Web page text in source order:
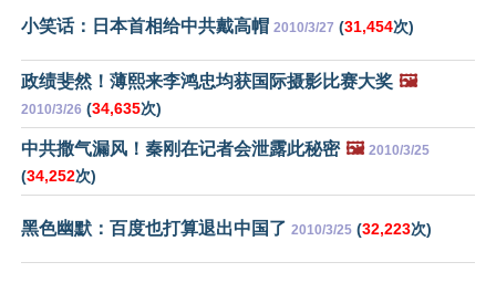
小笑话：日本首相给中共戴高帽 2010/3/27 (31,454次)
政绩斐然！薄熙来李鸿忠均获国际摄影比赛大奖 🖼️
2010/3/26 (34,635次)
中共撒气漏风！秦刚在记者会泄露此秘密 🖼️ 2010/3/25
(34,252次)
黑色幽默：百度也打算退出中国了 2010/3/25 (32,223次)